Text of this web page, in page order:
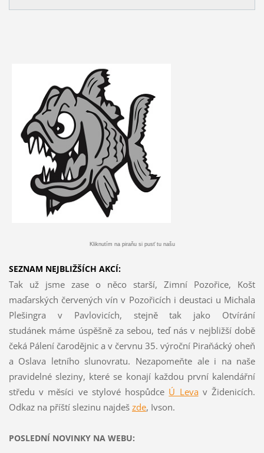
Kliknutím na piraňu si pusť tu našu
SEZNAM NEJBLIŽŠÍCH AKCÍ:
Tak už jsme zase o něco starší, Zimní Pozořice, Košt
maďarských červených vín v Pozořicích i deustaci u Michala
Plešingra v Pavlovicích, stejně tak jako Otvírání
studánek máme úspěšně za sebou, teď nás v nejbližší době
čeká Pálení čarodějnic a v červnu 35. výroční Piraňácký oheň
a Oslava letního slunovratu. Nezapomeňte ale i na naše
pravidelné sleziny, které se konají každou první kalendářní
středu v měsíci ve stylové hospůdce Ú Levav Židenicích.
Odkaz na příští slezinu najdeš zde, Ivson.
POSLEDNÍ NOVINKY NA WEBU: